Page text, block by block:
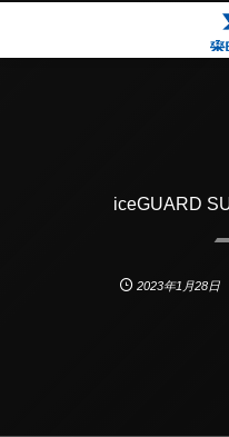
iceGUARD
2023年1月28日